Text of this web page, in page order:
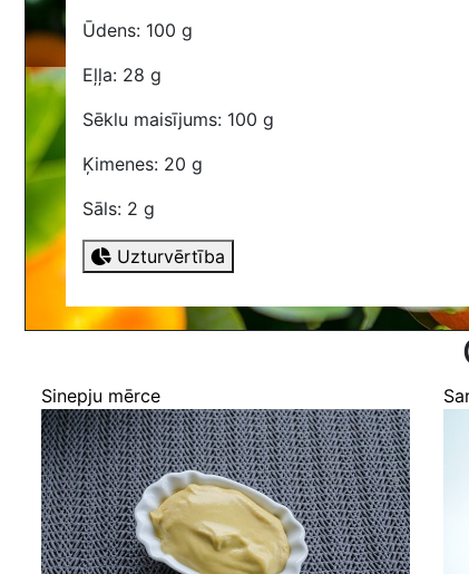
Ūdens: 100 g
Eļļa: 28 g
Sēklu maisījums: 100 g
Ķimenes: 20 g
Sāls: 2 g
Uzturvērtība
Sinepju mērce